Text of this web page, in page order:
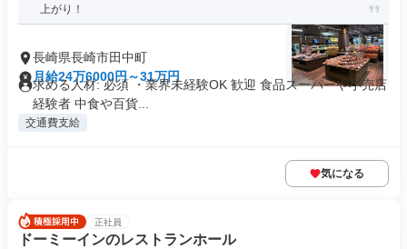
上がり！
長崎県長崎市田中町
月給24万6000円～31万円
求める人材: 必須 ・業界未経験OK 歓迎 食品スーパーや小売店
経験者 中食や百貨...
交通費支給
気になる
正社員
ドーミーインのレストランホール